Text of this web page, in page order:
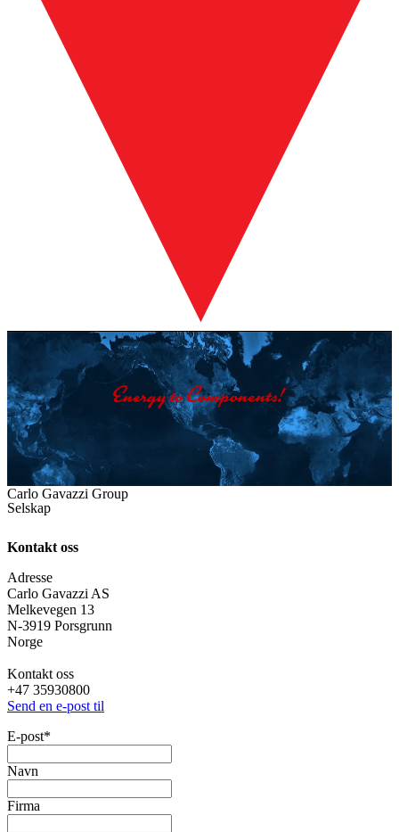
Carlo Gavazzi Group
Selskap
Kontakt oss
Adresse
Carlo Gavazzi AS
Melkevegen 13
N-3919 Porsgrunn
Norge
Kontakt oss
+47 35930800
Send en e-post til
E-post*
Navn
Firma